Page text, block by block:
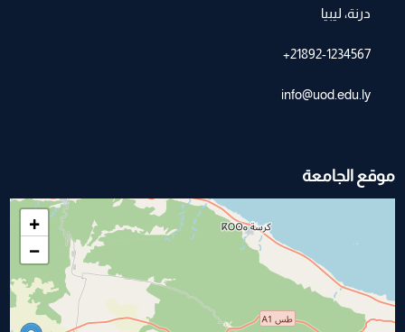
درنة، ليبيا
21892-1234567+
info@uod.edu.ly
موقع الجامعة
+
−